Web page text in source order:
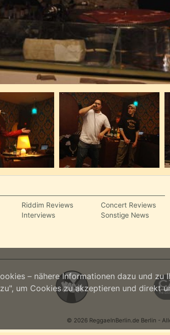
Riddim Reviews
Interviews
Concert Reviews
Sonstige News
© 2026 ReggaeInBerlin.de Berlin -
– nähere Informationen dazu und zu
um Cookies zu akzeptieren und direkt